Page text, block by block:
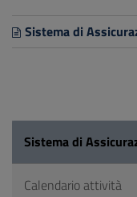
Sistema di
Sistema di
Calendario attività